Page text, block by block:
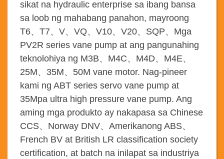
sikat na hydraulic enterprise sa ibang bansa
sa loob ng mahabang panahon, mayroong
T6、 T7、 V、 VQ、 V10、 V20、 SQP、 Mga
PV2R series vane pump at ang pangunahing
teknolohiya ng M3B、 M4C、 M4D、 M4E、
25M、 35M、 50M vane motor. Nag-pineer
kami ng ABT series servo vane pump at
35Mpa ultra high pressure vane pump. Ang
aming mga produkto ay nakapasa sa Chinese
CCS、 Norway DNV、 Amerikanong ABS、
French BV at British LR classification society
certification, at batch na inilapat sa industriya